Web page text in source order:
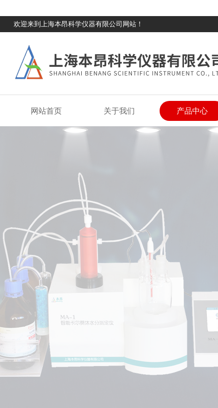
欢迎来到上海本昂科学仪器有限公司网站！
网站首页 关于我们 产品中心